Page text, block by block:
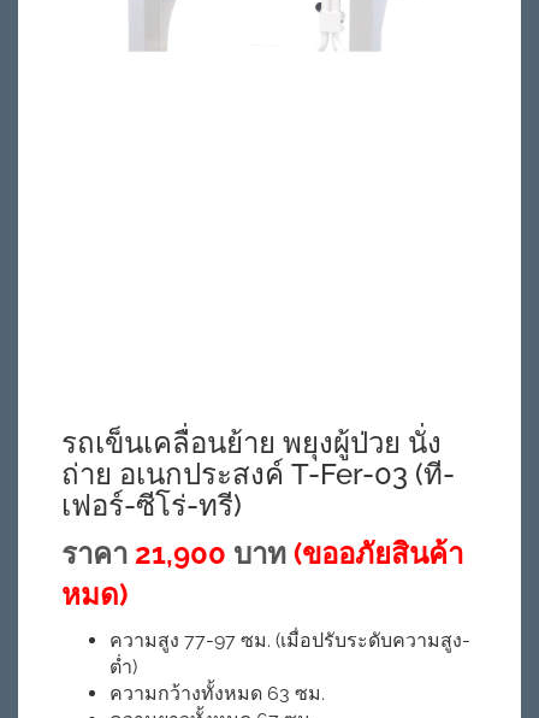
รถเข็นเคลื่อนย้าย พยุงผู้ป่วย นั่ง
ถ่าย อเนกประสงค์ T-Fer-03 (ที-
เฟอร์-ซีโร่-ทรี)
ราคา 21,900 บาท (ขออภัยสินค้า
หมด)
ความสูง 77-97 ซม. (เมื่อปรับระดับความสูง-
ต่ำ)
ความกว้างทั้งหมด 63 ซม.